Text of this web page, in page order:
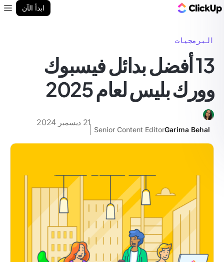
ابدأ الآن
البرمجيات
13 أفضل بدائل فيسبوك
وورك بليس لعام 2025
Garima Behal
Senior Content Editor
21 ديسمبر 2024